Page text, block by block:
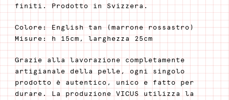
finiti. Prodotto in Svizzera.
Colore: English tan (marrone rossastro)
Misure: h 15cm, larghezza 25cm
Grazie alla lavorazione completamente
artigianale della pelle, ogni singolo
prodotto è autentico, unico e fatto per
durare. La produzione VICUS utilizza la